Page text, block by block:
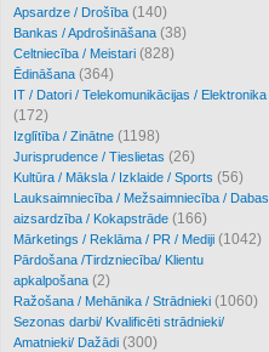
Apsardze / Drošība (140)
Bankas / Apdrošināšana (38)
Celtniecība / Meistari (828)
Ēdināšana (364)
IT / Datori / Telekomunikācijas / Elektronika
(172)
Izglītība / Zinātne (1198)
Jurisprudence / Tieslietas (26)
Kultūra / Māksla / Izklaide / Sports (56)
Lauksaimniecība / Mežsaimniecība / Dabas
aizsardzība / Kokapstrāde (166)
Mārketings / Reklāma / PR / Mediji (1042)
Pārdošana /Tirdzniecība/ Klientu
apkalpošana (2)
Ražošana / Mehānika / Strādnieki (1060)
Sezonas darbi/ Kvalificēti strādnieki/
Amatnieki/ Dažādi (300)